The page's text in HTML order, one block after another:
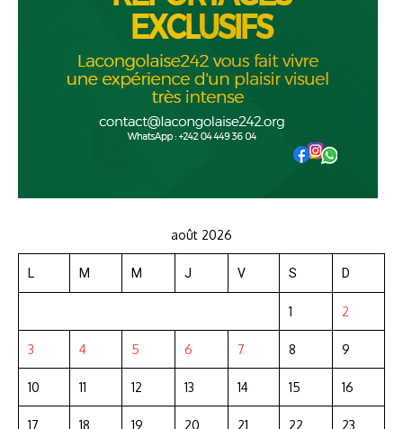
août 2026
L M M J V S D
1 2
3 4 5 6 7 8 9
10 11 12 13 14 15 16
17 18 19 20 21 22 23